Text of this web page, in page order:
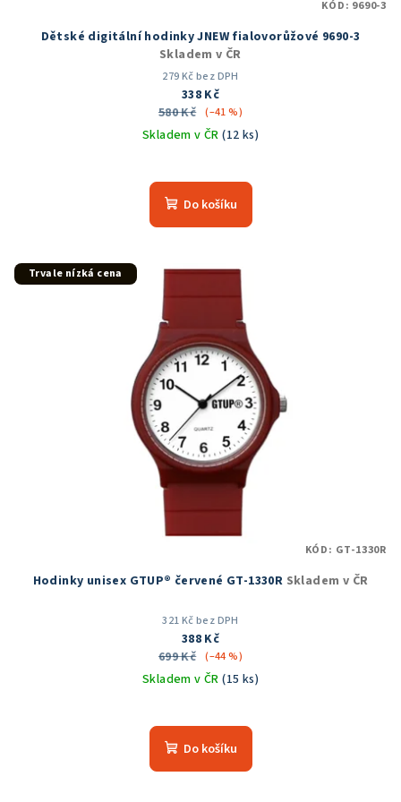
Dětské digitální hodinky JNEW fialovorůžové 9690-3
Skladem v ČR
279 Kč bez DPH
338 Kč
580 Kč (–41 %)
Skladem v ČR(12 ks)
hodnocení
produktu
5
hvězdiček.
Do košíku
KÓD: 9690-3
Trvale nízká cena
Hodinky unisex GTUP® červené GT-1330R Skladem v ČR
321 Kč bez DPH
388 Kč
699 Kč (–44 %)
Skladem v ČR(15 ks)
Do košíku
KÓD: GT-1330R